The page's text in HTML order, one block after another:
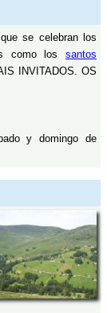
se celebran los
como los santos
INVITADOS. OS
y domingo de